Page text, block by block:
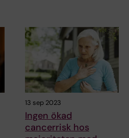
13 sep 2023
Ingen ökad
cancerrisk hos